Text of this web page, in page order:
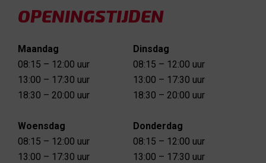
OPENINGSTIJDEN
Maandag
08:15 – 12:00 uur
13:00 – 17:30 uur
18:30 – 20:00 uur
Dinsdag
08:15 – 12:00 uur
13:00 – 17:30 uur
18:30 – 20:00 uur
Woensdag
08:15 – 12:00 uur
13:00 – 17:30 uur
Donderdag
08:15 – 12:00 uur
13:00 – 17:30 uur